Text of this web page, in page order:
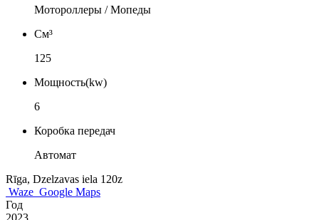
Мотороллеры / Мопеды
См³
125
Мощность(kw)
6
Коробка передач
Автомат
Rīga, Dzelzavas iela 120z
Waze Google Maps
Год
2023